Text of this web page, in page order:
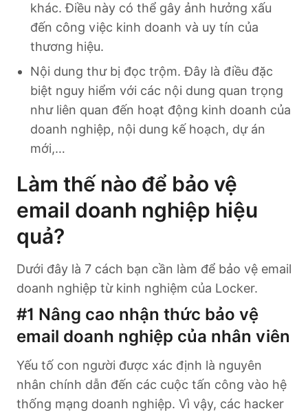
khác. Điều này có thể gây ảnh hưởng xấu
đến công việc kinh doanh và uy tín của
thương hiệu.
Nội dung thư bị đọc trộm. Đây là điều đặc
biệt nguy hiểm với các nội dung quan trọng
như liên quan đến hoạt động kinh doanh của
doanh nghiệp, nội dung kế hoạch, dự án
mới,…
Làm thế nào để bảo vệ
email doanh nghiệp hiệu
quả?
Dưới đây là 7 cách bạn cần làm để bảo vệ email
doanh nghiệp từ kinh nghiệm của Locker.
#1 Nâng cao nhận thức bảo vệ
email doanh nghiệp của nhân viên
Yếu tố con người được xác định là nguyên
nhân chính dẫn đến các cuộc tấn công vào hệ
thống mạng doanh nghiệp. Vì vậy, các hacker